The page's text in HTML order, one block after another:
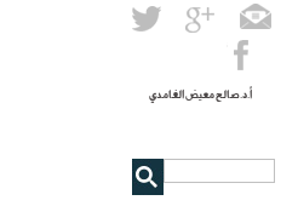
أ.د.صالح معيض الغامدي